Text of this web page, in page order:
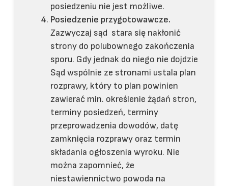
posiedzeniu nie jest możliwe.
Posiedzenie przygotowawcze.
Zazwyczaj sąd stara się nakłonić
strony do polubownego zakończenia
sporu. Gdy jednak do niego nie dojdzie
Sąd wspólnie ze stronami ustala plan
rozprawy, który to plan powinien
zawierać min. określenie żądań stron,
terminy posiedzeń, terminy
przeprowadzenia dowodów, datę
zamknięcia rozprawy oraz termin
składania ogłoszenia wyroku. Nie
można zapomnieć, że
niestawiennictwo powoda na